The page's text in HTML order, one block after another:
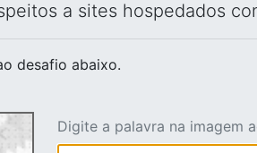
a sites hospedados
desafio abaixo.
Digite a palavra na imagem